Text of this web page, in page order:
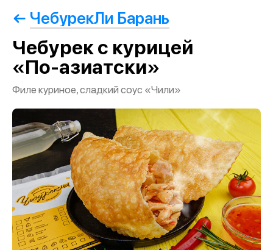
ЧебурекЛи Барань
Чебурек с курицей
«По-азиатски»
Филе куриное, сладкий соус «Чили»